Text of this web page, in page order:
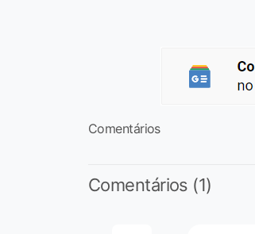
Comentários
Comentários (1)